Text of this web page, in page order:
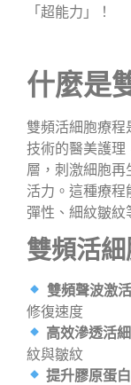
「超能力」！
什麼是
雙頻活細胞療程
技術的醫美護理
層，刺激細胞
活力。這種療
彈性、細紋皺紋
雙頻活
雙頻聲波激
修復速度
高效滲透活
紋與皺紋
提升膠原蛋